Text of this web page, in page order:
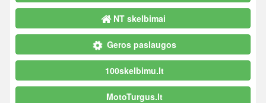
NT skelbimai
Geros paslaugos
100skelbimu.lt
MotoTurgus.lt